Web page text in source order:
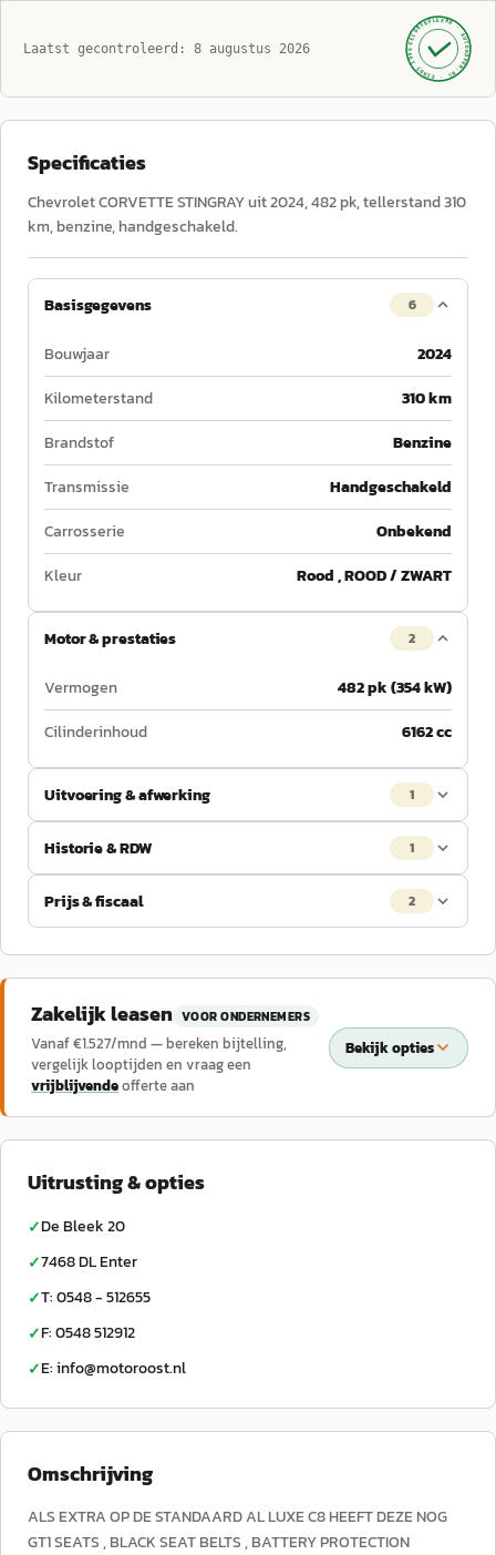
Laatst gecontroleerd: 8 augustus 2026 GECONTROLEERD ·
AUTOKOPEN.NL
· SINDS 1999 ·
Specificaties
Chevrolet CORVETTE STINGRAY uit 2024, 482 pk, tellerstand 310
km, benzine, handgeschakeld.
Basisgegevens 6
Bouwjaar
2024
Kilometerstand
310 km
Brandstof
Benzine
Transmissie
Handgeschakeld
Carrosserie
Onbekend
Kleur
Rood , ROOD / ZWART
Motor & prestaties 2
Vermogen
482 pk (354 kW)
Cilinderinhoud
6162 cc
Uitvoering & afwerking 1
Historie & RDW 1
Prijs & fiscaal 2
Zakelijk leasen VOOR ONDERNEMERS
Vanaf €1.527/mnd — bereken bijtelling,
vergelijk looptijden en vraag een
vrijblijvendeofferte aan
Bekijk opties
Uitrusting & opties
✓De Bleek 20
✓7468 DL Enter
✓T: 0548 - 512655
✓F: 0548 512912
✓E: info@motoroost.nl
Omschrijving
ALS EXTRA OP DE STANDAARD AL LUXE C8 HEEFT DEZE NOG
GT1 SEATS , BLACK SEAT BELTS , BATTERY PROTECTION